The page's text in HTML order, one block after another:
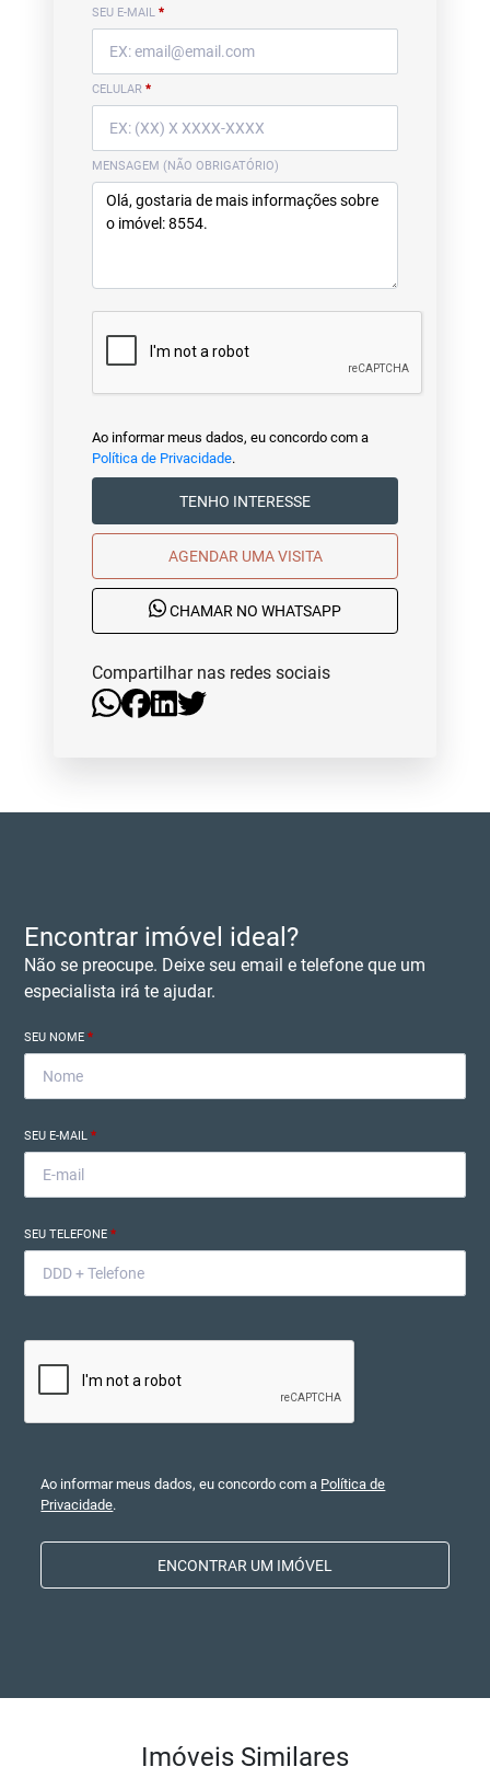
SEU E-MAIL *
CELULAR *
MENSAGEM (NÃO OBRIGATÓRIO)
Ao informar meus dados, eu concordo com a
Política de Privacidade.
TENHO INTERESSE
AGENDAR UMA VISITA
CHAMAR NO WHATSAPP
Compartilhar nas redes sociais
Encontrar imóvel ideal?
Não se preocupe. Deixe seu email e telefone que um
especialista irá te ajudar.
SEU NOME*
SEU E-MAIL*
SEU TELEFONE*
Ao informar meus dados, eu concordo com a Política de
Privacidade.
ENCONTRAR UM IMÓVEL
Imóveis Similares